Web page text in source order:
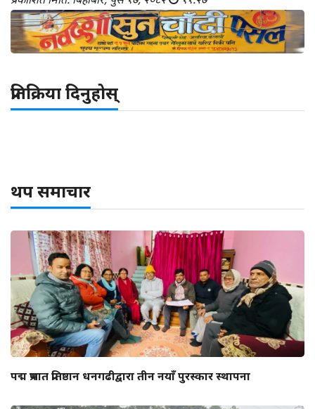
प्रतिक्रिया दिनुहोस्
थप समाचार
पद्म प्रभात प्रतिष्ठान धनगढीद्वारा तीन नयाँ पुरस्कार स्थापना